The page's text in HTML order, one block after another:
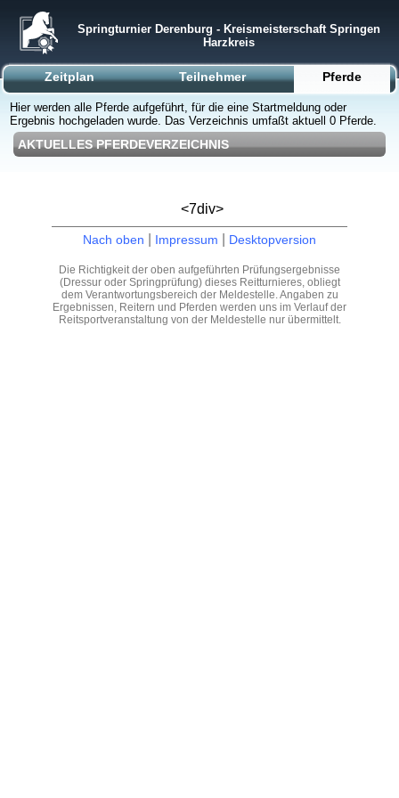
Springturnier Derenburg - Kreismeisterschaft Springen
Harzkreis
Zeitplan Teilnehmer Pferde
Hier werden alle Pferde aufgeführt, für die eine Startmeldung oder
Ergebnis hochgeladen wurde. Das Verzeichnis umfaßt aktuell 0 Pferde.
AKTUELLES PFERDEVERZEICHNIS
<7div>
Nach oben Impressum Desktopversion
Die Richtigkeit der oben aufgeführten Prüfungsergebnisse
(Dressur oder Springprüfung) dieses Reitturnieres, obliegt
dem Verantwortungsbereich der Meldestelle. Angaben zu
Ergebnissen, Reitern und Pferden werden uns im Verlauf der
Reitsportveranstaltung von der Meldestelle nur übermittelt.